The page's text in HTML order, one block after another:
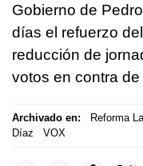
Gobierno de
días el refuerzo
reducción de
votos en contra de
Archivado en: Reforma
Díaz
VOX